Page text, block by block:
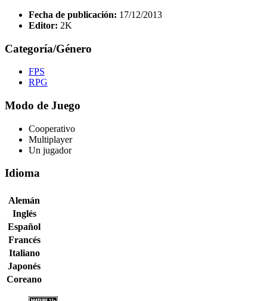
Fecha de publicación: 17/12/2013
Editor: 2K
Categoría/Género
FPS
RPG
Modo de Juego
Cooperativo
Multiplayer
Un jugador
Idioma
Alemán
Inglés
Español
Francés
Italiano
Japonés
Coreano